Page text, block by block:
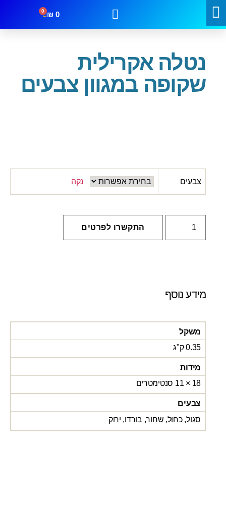
0
₪
0
/ נטלה אקרילית שקופה במגוון צבעים
נטלה אקרילית
שקופה במגוון צבעים
צבעים נקה
התקשרו לפרטים
מידע נוסף
משקל
0.35 ק"ג
מידות
18 × 11 סנטימטרים
צבעים
סגול, כחול, שחור, בורדו, ירוק